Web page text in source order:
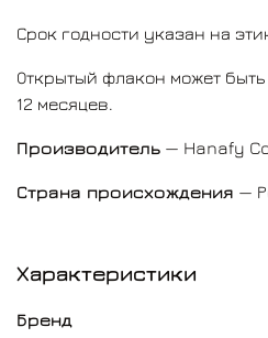
Срок годности указан на
Открытый флакон может
12 месяцев.
Производитель — Hanafy
Страна происхождения —
Характеристики
Бренд